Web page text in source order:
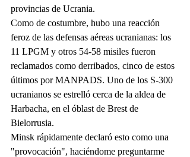
provincias de Ucrania.
Como de costumbre, hubo una reacción
feroz de las defensas aéreas ucranianas: los
11 LPGM y otros 54-58 misiles fueron
reclamados como derribados, cinco de estos
últimos por MANPADS. Uno de los S-300
ucranianos se estrelló cerca de la aldea de
Harbacha, en el óblast de Brest de
Bielorrusia.
Minsk rápidamente declaró esto como una
"provocación", haciéndome preguntarme